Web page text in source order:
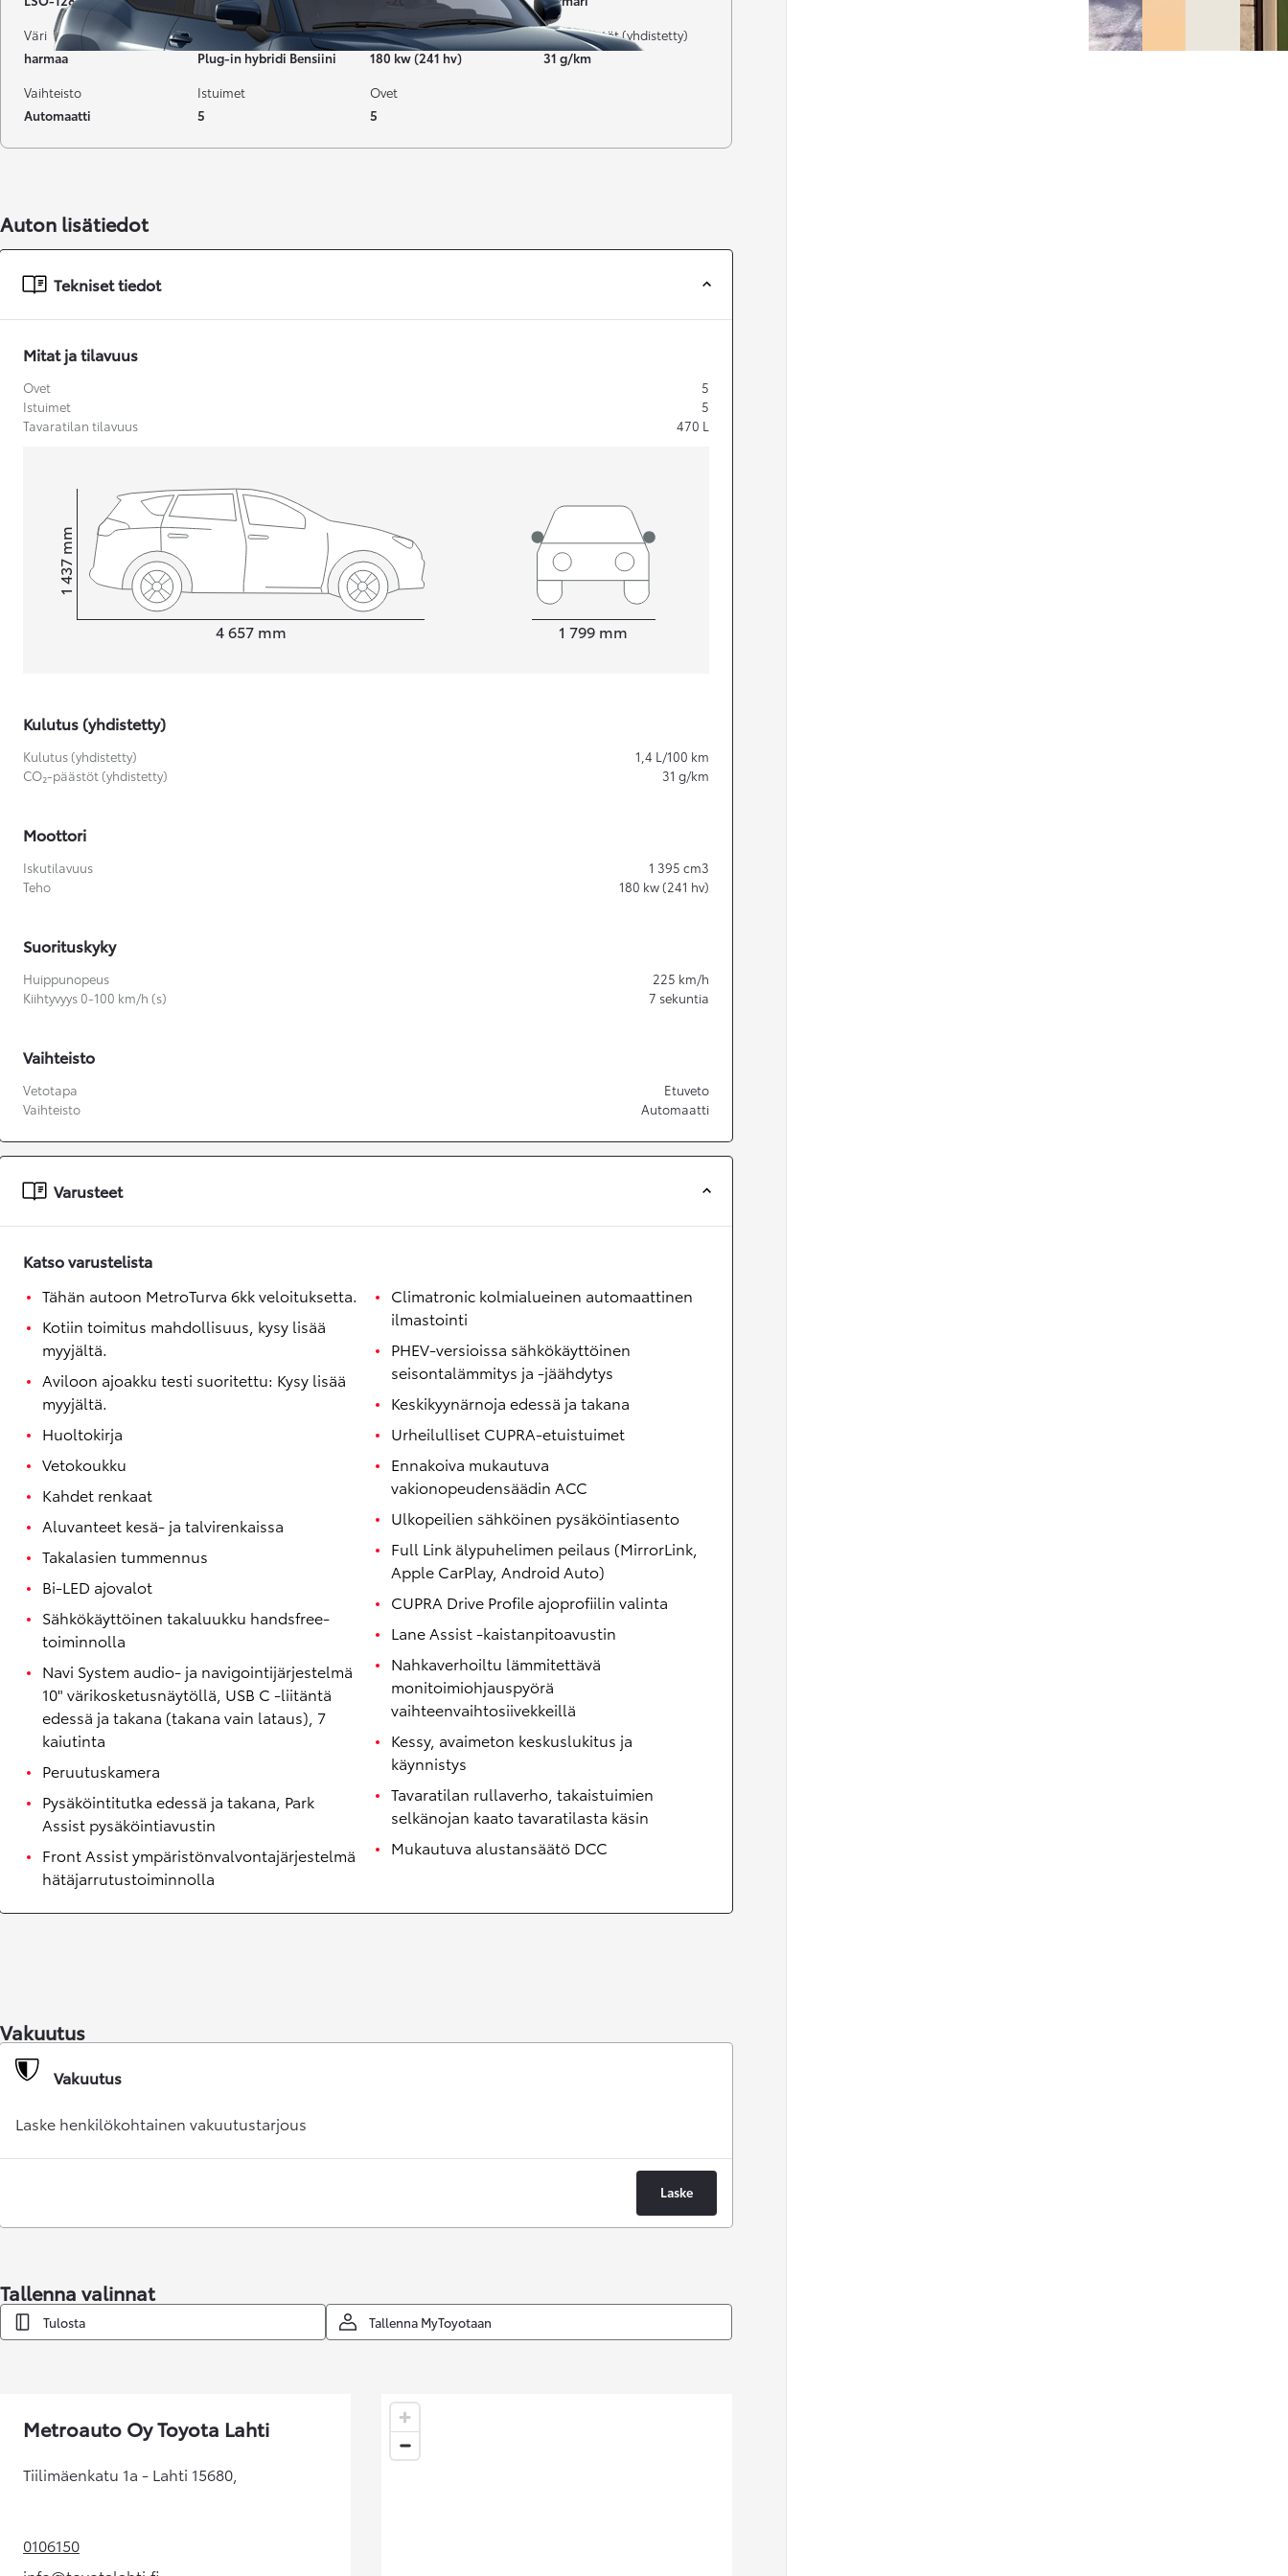
tai kuukausierä
Yaris Cross
Väri
harmaa
Käyttövoima
Plug-in hybridi Bensiini
Teho
180 kw (241 hv)
CO₂-päästöt (yhdistetty)
31 g/km
Vaihteisto
Automaatti
Istuimet
5
Ovet
5
Auton lisätiedot
Tekniset tiedot
Mitat ja tilavuus
Ovet
5
Istuimet
5
Tavaratilan tilavuus
470 L
4 657 mm
Korkeus1 437
mm
1 799 mm
Kulutus (yhdistetty)
Kulutus (yhdistetty) 1,4 L/100 km
CO₂-päästöt (yhdistetty)
31 g/km
Moottori
Iskutilavuus 1 395 cm3
Teho
180 kw (241 hv)
Suorituskyky
Huippunopeus 225 km/h
Kiihtyvyys 0-100 km/h (s)
7 sekuntia
Vaihteisto
Vetotapa
Etuveto
Vaihteisto
Automaatti
Varusteet
Katso varustelista
Tähän autoon MetroTurva 6kk veloituksetta.
Kotiin toimitus mahdollisuus, kysy lisää
myyjältä.
Aviloon ajoakku testi suoritettu: Kysy lisää
myyjältä.
Huoltokirja
Vetokoukku
Kahdet renkaat
Aluvanteet kesä- ja talvirenkaissa
Takalasien tummennus
Bi-LED ajovalot
Sähkökäyttöinen takaluukku handsfree-
toiminnolla
Navi System audio- ja navigointijärjestelmä
10" värikosketusnäytöllä, USB C -liitäntä
edessä ja takana (takana vain lataus), 7
kaiutinta
Peruutuskamera
Pysäköintitutka edessä ja takana, Park
Assist pysäköintiavustin
Front Assist ympäristönvalvontajärjestelmä
hätäjarrutustoiminnolla
Climatronic kolmialueinen automaattinen
ilmastointi
PHEV-versioissa sähkökäyttöinen
seisontalämmitys ja -jäähdytys
Keskikyynärnoja edessä ja takana
Urheilulliset CUPRA-etuistuimet
Ennakoiva mukautuva
vakionopeudensäädin ACC
Ulkopeilien sähköinen pysäköintiasento
Full Link älypuhelimen peilaus (MirrorLink,
Apple CarPlay, Android Auto)
CUPRA Drive Profile ajoprofiilin valinta
Lane Assist -kaistanpitoavustin
Nahkaverhoiltu lämmitettävä
monitoimiohjauspyörä
vaihteenvaihtosiivekkeillä
Kessy, avaimeton keskuslukitus ja
käynnistys
Tavaratilan rullaverho, takaistuimien
selkänojan kaato tavaratilasta käsin
Mukautuva alustansäätö DCC
Vakuutus
Vakuutus
Laske henkilökohtainen vakuutustarjous
Laske
Tallenna valinnat
Tulosta Tallenna MyToyotaan
Metroauto Oy Toyota Lahti
Tiilimäenkatu 1a - Lahti 15680,
0106150(Aukeaa uudessa välilehdessä)